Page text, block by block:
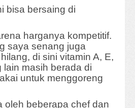
bisa bersaing di
harganya kompetitif.
saya senang juga
di sini vitamin A, E,
lain masih berada di
untuk menggoreng
oleh beberapa chef dan